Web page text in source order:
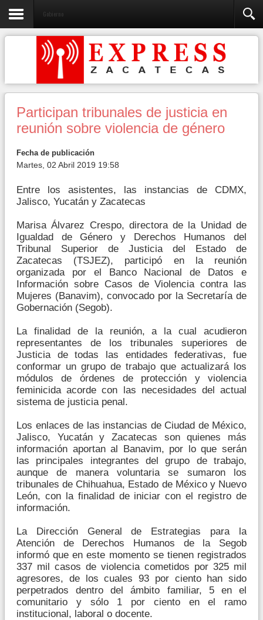
Gobierno
Participan tribunales de justicia en
reunión sobre violencia de género
Fecha de publicación
Martes, 02 Abril 2019 19:58
Entre los asistentes, las instancias de CDMX,
Jalisco, Yucatán y Zacatecas
Marisa Álvarez Crespo, directora de la Unidad de
Igualdad de Género y Derechos Humanos del
Tribunal Superior de Justicia del Estado de
Zacatecas (TSJEZ), participó en la reunión
organizada por el Banco Nacional de Datos e
Información sobre Casos de Violencia contra las
Mujeres (Banavim), convocado por la Secretaría de
Gobernación (Segob).
La finalidad de la reunión, a la cual acudieron
representantes de los tribunales superiores de
Justicia de todas las entidades federativas, fue
conformar un grupo de trabajo que actualizará los
módulos de órdenes de protección y violencia
feminicida acorde con las necesidades del actual
sistema de justicia penal.
Los enlaces de las instancias de Ciudad de México,
Jalisco, Yucatán y Zacatecas son quienes más
información aportan al Banavim, por lo que serán
las principales integrantes del grupo de trabajo,
aunque de manera voluntaria se sumaron los
tribunales de Chihuahua, Estado de México y Nuevo
León, con la finalidad de iniciar con el registro de
información.
La Dirección General de Estrategias para la
Atención de Derechos Humanos de la Segob
informó que en este momento se tienen registrados
337 mil casos de violencia cometidos por 325 mil
agresores, de los cuales 93 por ciento han sido
perpetrados dentro del ámbito familiar, 5 en el
comunitario y sólo 1 por ciento en el ramo
institucional, laboral o docente.